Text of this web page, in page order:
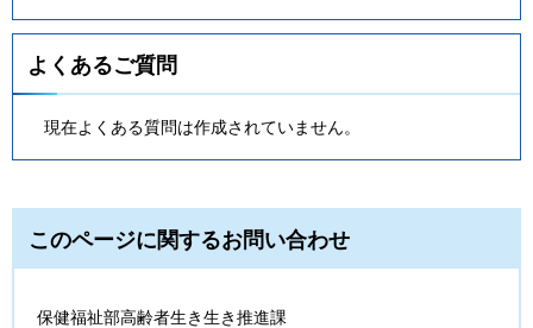
よくあるご質問
現在よくある質問は作成されていません。
このページに関するお問い合わせ
保健福祉部高齢者生き生き推進課